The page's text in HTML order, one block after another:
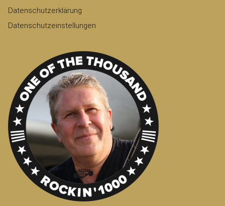
Datenschutzerklärung
Datenschutzeinstellungen